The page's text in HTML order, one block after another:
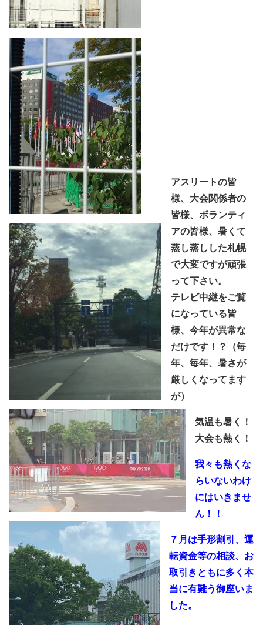
アスリートの皆
様、大会関係者の
皆様、ボランティ
アの皆様、暑くて
蒸し蒸しした札幌
で大変ですが頑張
って下さい。
テレビ中継をご覧
になっている皆
様、今年が異常な
だけです！？（毎
年、毎年、暑さが
厳しくなってます
が）
気温も暑く！
大会も熱く！
我々も熱くな
らいないわけ
にはいきませ
ん！！
７月は手形割引、運
転資金等の相談、お
取引きともに多く本
当に有難う御座いま
した。